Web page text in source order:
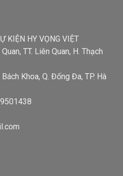
KIỆN HY VỌNG VIỆT
TT. Liên Quan, H. Thạch
Khoa, Q. Đống Đa, TP. Hà